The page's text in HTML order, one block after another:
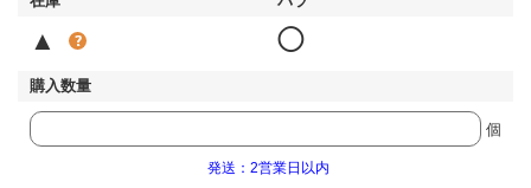
▲ ◯
個
発送：2営業日以内